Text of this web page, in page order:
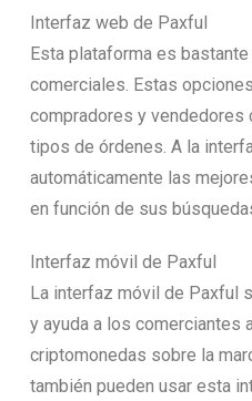
Interfaz web de Paxful
Esta plataforma es
comerciales. Estas
compradores y vendedores
tipos de órdenes. A la
automáticamente las
en función de sus
Interfaz móvil de Paxful
La interfaz móvil de Paxful
y ayuda a los comerciantes
criptomonedas sobre la
también pueden usar esta